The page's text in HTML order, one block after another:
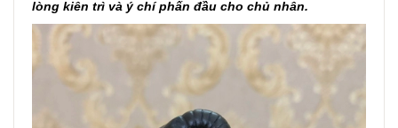
lòng kiên trì và ý chí phấn đầu cho chủ nhân.